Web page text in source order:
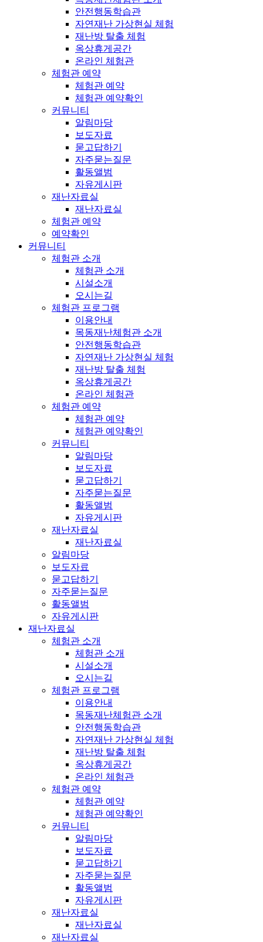
안전행동학습관
자연재난 가상현실 체험
재난방 탈출 체험
옥상휴게공간
온라인 체험관
체험관 예약
체험관 예약
체험관 예약확인
커뮤니티
알림마당
보도자료
묻고답하기
자주묻는질문
활동앨범
자유게시판
재난자료실
재난자료실
체험관 예약
예약확인
커뮤니티
체험관 소개
체험관 소개
시설소개
오시는길
체험관 프로그램
이용안내
목동재난체험관 소개
안전행동학습관
자연재난 가상현실 체험
재난방 탈출 체험
옥상휴게공간
온라인 체험관
체험관 예약
체험관 예약
체험관 예약확인
커뮤니티
알림마당
보도자료
묻고답하기
자주묻는질문
활동앨범
자유게시판
재난자료실
재난자료실
알림마당
보도자료
묻고답하기
자주묻는질문
활동앨범
자유게시판
재난자료실
체험관 소개
체험관 소개
시설소개
오시는길
체험관 프로그램
이용안내
목동재난체험관 소개
안전행동학습관
자연재난 가상현실 체험
재난방 탈출 체험
옥상휴게공간
온라인 체험관
체험관 예약
체험관 예약
체험관 예약확인
커뮤니티
알림마당
보도자료
묻고답하기
자주묻는질문
활동앨범
자유게시판
재난자료실
재난자료실
재난자료실